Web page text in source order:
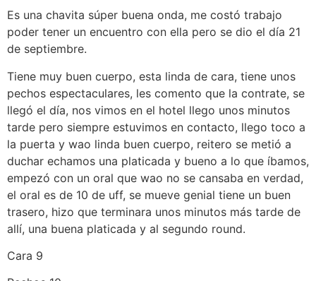
Es una chavita súper buena onda, me costó trabajo
poder tener un encuentro con ella pero se dio el día 21
de septiembre.
Tiene muy buen cuerpo, esta linda de cara, tiene unos
pechos espectaculares, les comento que la contrate, se
llegó el día, nos vimos en el hotel llego unos minutos
tarde pero siempre estuvimos en contacto, llego toco a
la puerta y wao linda buen cuerpo, reitero se metió a
duchar echamos una platicada y bueno a lo que íbamos,
empezó con un oral que wao no se cansaba en verdad,
el oral es de 10 de uff, se mueve genial tiene un buen
trasero, hizo que terminara unos minutos más tarde de
allí, una buena platicada y al segundo round.
Cara 9